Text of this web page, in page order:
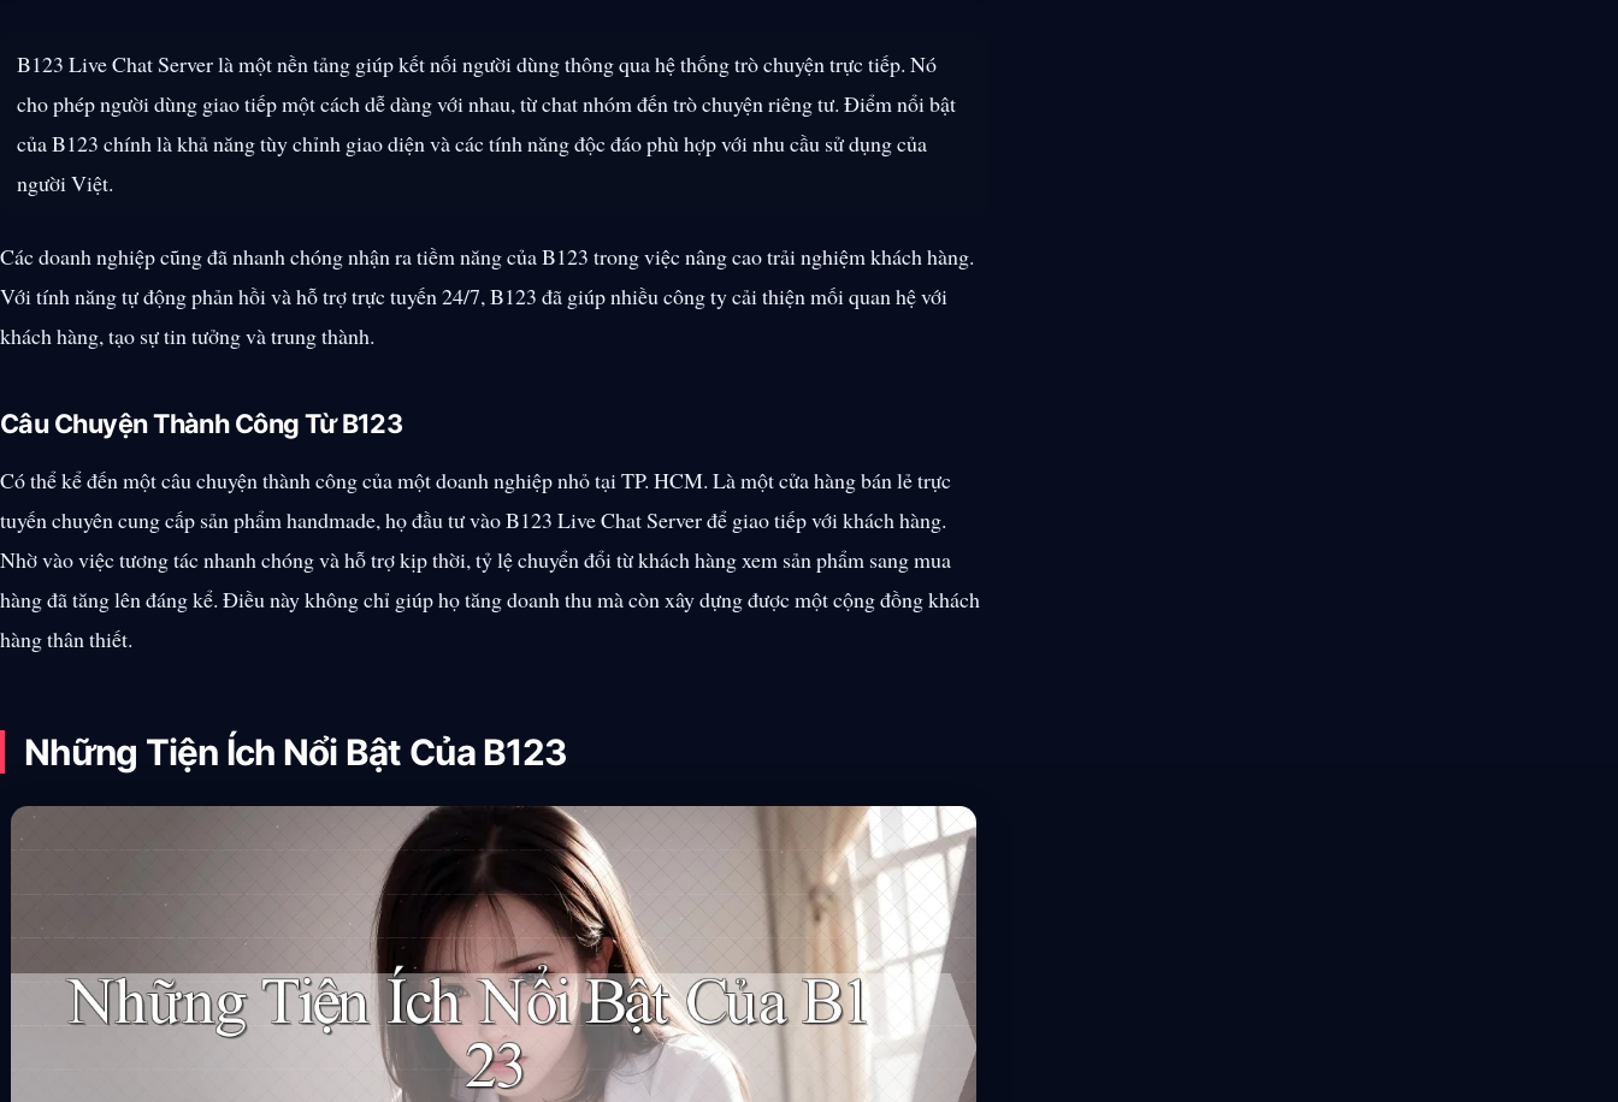
B123 Live Chat Server là một nền tảng giúp kết nối người dùng thông qua hệ thống trò chuyện trực tiếp. Nó
cho phép người dùng giao tiếp một cách dễ dàng với nhau, từ chat nhóm đến trò chuyện riêng tư. Điểm nổi bật
của B123 chính là khả năng tùy chỉnh giao diện và các tính năng độc đáo phù hợp với nhu cầu sử dụng của
người Việt.
Các doanh nghiệp cũng đã nhanh chóng nhận ra tiềm năng của B123 trong việc nâng cao trải nghiệm khách hàng.
Với tính năng tự động phản hồi và hỗ trợ trực tuyến 24/7, B123 đã giúp nhiều công ty cải thiện mối quan hệ với
khách hàng, tạo sự tin tưởng và trung thành.
Câu Chuyện Thành Công Từ B123
Có thể kể đến một câu chuyện thành công của một doanh nghiệp nhỏ tại TP. HCM. Là một cửa hàng bán lẻ trực
tuyến chuyên cung cấp sản phẩm handmade, họ đầu tư vào B123 Live Chat Server để giao tiếp với khách hàng.
Nhờ vào việc tương tác nhanh chóng và hỗ trợ kịp thời, tỷ lệ chuyển đổi từ khách hàng xem sản phẩm sang mua
hàng đã tăng lên đáng kể. Điều này không chỉ giúp họ tăng doanh thu mà còn xây dựng được một cộng đồng khách
hàng thân thiết.
Những Tiện Ích Nổi Bật Của B123